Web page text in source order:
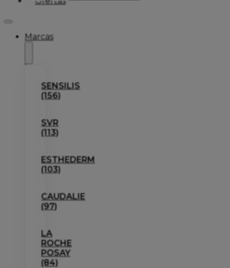
Marcas
SENSILIS
(156)
SVR
(113)
ESTHEDERM
(103)
CAUDALIE
(97)
LA
ROCHE
POSAY
(84)